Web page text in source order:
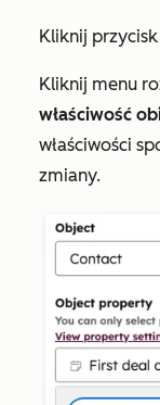
Kliknij przycisk
Kliknij menu
właściwość
właściwości
zmiany.